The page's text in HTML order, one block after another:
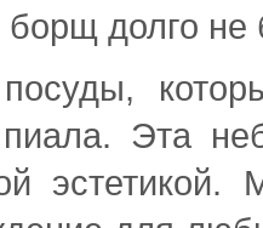
долго не
Эта
эстетикой.